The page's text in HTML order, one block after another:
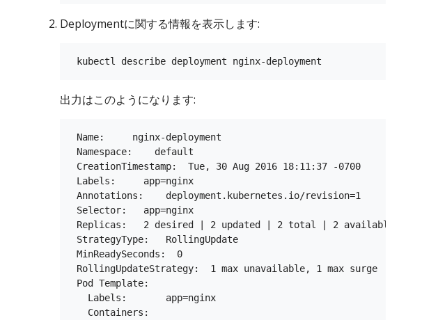
Deploymentに関する情報を表示します:
出力はこのようになります:
Name:     nginx-deployment
Namespace:    default
CreationTimestamp:  Tue, 30 Aug 2016 18:11:37 -0700
Labels:     app=nginx
Annotations:    deployment.kubernetes.io/revision=1
Selector:   app=nginx
Replicas:   2 desired | 2 updated | 2 total | 2 available | 0
StrategyType:   RollingUpdate
MinReadySeconds:  0
RollingUpdateStrategy:  1 max unavailable, 1 max surge
Pod Template:
   Labels:       app=nginx
   Containers: